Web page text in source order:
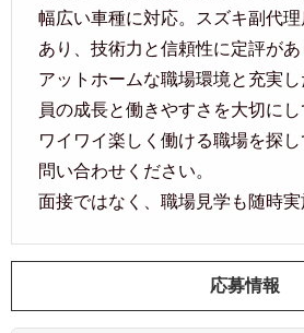
幅広い車種に対応。スズキ副代
あり、技術力と信頼性に定評があ
アットホームな職場環境と充実
員の成長と働きやすさを大切にし
ワイワイ楽しく働ける職場を探
問い合わせください。
面接ではなく、職場見学も随時実
応募情報